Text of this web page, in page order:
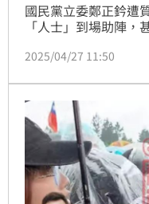
國民黨立委鄭正鈐遭
「人士」到場助陣
戴振博爆料幕僚陳昭
就是「主揪」，參加
屬。
2025/04/27 11:50